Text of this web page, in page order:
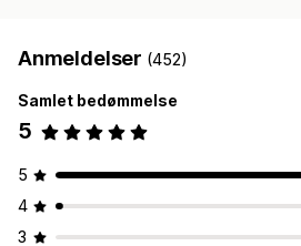
Anmeldelser (452)
Samlet bedømmelse
5
5
4
3